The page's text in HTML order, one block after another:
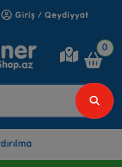
Giriş / Qeydiyyat
0